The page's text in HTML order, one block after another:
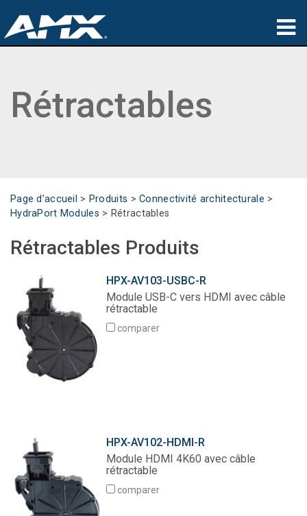
Applications
Support
À propos de
Langue/Région
Rétractables
Page d’accueil > Produits >Connectivité architecturale >
HydraPort Modules > Rétractables
Rétractables Produits
HPX-AV103-USBC-R
Module USB-C vers HDMI avec câble
rétractable
comparer
HPX-AV102-HDMI-R
Module HDMI 4K60 avec câble
rétractable
comparer